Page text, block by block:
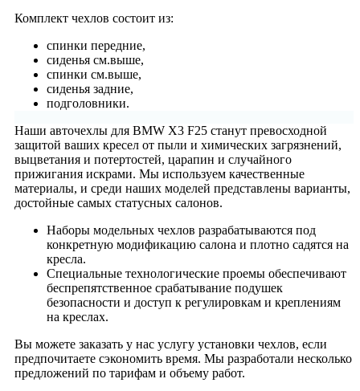
Комплект чехлов состоит из:
спинки передние,
сиденья см.выше,
спинки см.выше,
сиденья задние,
подголовники.
Наши авточехлы для BMW X3 F25 станут превосходной
защитой ваших кресел от пыли и химических загрязнений,
выцветания и потертостей, царапин и случайного
прижигания искрами. Мы используем качественные
материалы, и среди наших моделей представлены варианты,
достойные самых статусных салонов.
Наборы модельных чехлов разрабатываются под
конкретную модификацию салона и плотно садятся на
кресла.
Специальные технологические проемы обеспечивают
беспрепятственное срабатывание подушек
безопасности и доступ к регулировкам и креплениям
на креслах.
Вы можете заказать у нас услугу установки чехлов, если
предпочитаете сэкономить время. Мы разработали несколько
предложений по тарифам и объему работ.